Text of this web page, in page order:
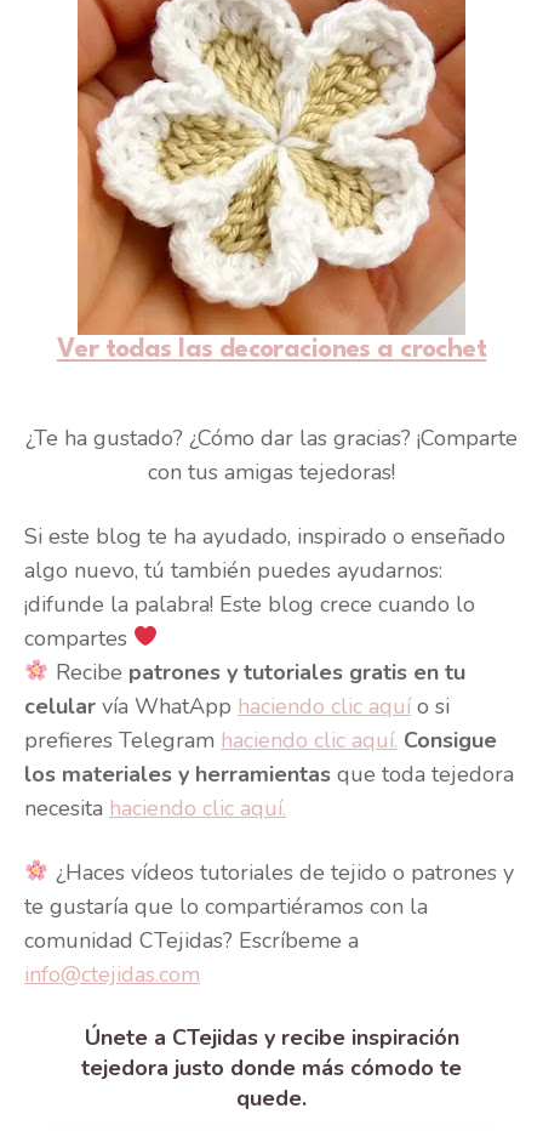
Ver todas las decoraciones a crochet
¿Te ha gustado? ¿Cómo dar las gracias? ¡Comparte
con tus amigas tejedoras!
Si este blog te ha ayudado, inspirado o enseñado
algo nuevo, tú también puedes ayudarnos:
¡difunde la palabra! Este blog crece cuando lo
compartes
Recibe patrones y tutoriales gratis en tu
celular vía WhatApp haciendo clic aquío si
prefieres Telegram haciendo clic aquí. Consigue
los materiales y herramientas que toda tejedora
necesita haciendo clic aquí.
¿Haces vídeos tutoriales de tejido o patrones y
te gustaría que lo compartiéramos con la
comunidad CTejidas? Escríbeme a
info@ctejidas.com
Únete a CTejidas y recibe inspiración
tejedora justo donde más cómodo te
quede.